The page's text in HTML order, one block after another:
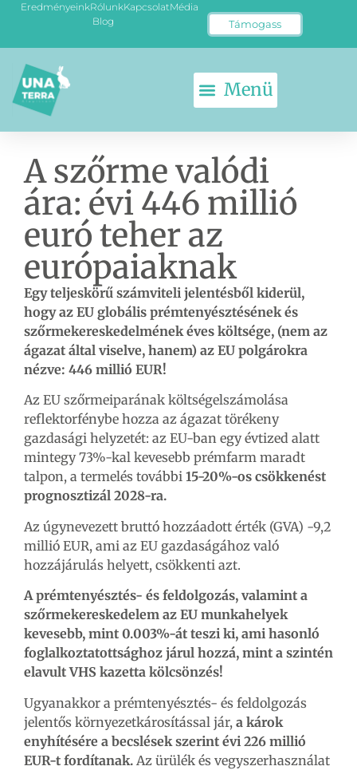
EredményeinkRólunkKapcsolatMédia
Blog
Támogass
A szőrme valódi
ára: évi 446 millió
euró teher az
európaiaknak
Egy teljeskörű számviteli jelentésből kiderül,
hogy az EU globális prémtenyésztésének és
szőrmekereskedelmének éves költsége, (nem az
ágazat által viselve, hanem) az EU polgárokra
nézve: 446 millió EUR!
Az EU szőrmeiparának költségelszámolása
reflektorfénybe hozza az ágazat törékeny
gazdasági helyzetét: az EU-ban egy évtized alatt
mintegy 73%-kal kevesebb prémfarm maradt
talpon, a termelés további 15-20%-os csökkenést
prognosztizál 2028-ra.
Az úgynevezett bruttó hozzáadott érték (GVA) -9,2
millió EUR, ami az EU gazdaságához való
hozzájárulás helyett, csökkenti azt.
A prémtenyésztés- és feldolgozás, valamint a
szőrmekereskedelem az EU munkahelyek
kevesebb, mint 0.003%-át teszi ki, ami hasonló
foglalkoztatottsághoz járul hozzá, mint a szintén
elavult VHS kazetta kölcsönzés!
Ugyanakkor a prémtenyésztés- és feldolgozás
jelentős környezetkárosítással jár, a károk
enyhítésére a becslések szerint évi 226 millió
EUR-t fordítanak. Az ürülék és vegyszerhasználat